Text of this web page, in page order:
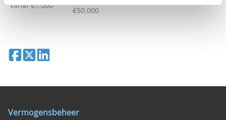
Vanaf €1.000
€50.000
Deel op Facebook
Deel op XDeel op LinkedIn
Vermogensbeheer